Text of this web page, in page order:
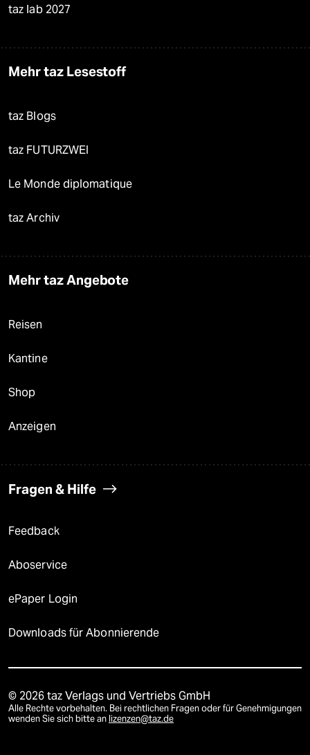
taz lab 2027
Mehr taz Lesestoff
taz Blogs
taz FUTURZWEI
Le Monde diplomatique
taz Archiv
Mehr taz Angebote
Reisen
Kantine
Shop
Anzeigen
Fragen & Hilfe
Feedback
Aboservice
ePaper Login
Downloads für Abonnierende
© 2026 taz Verlags und Vertriebs GmbH
Alle Rechte vorbehalten. Bei rechtlichen Fragen oder für Genehmigungen
wenden Sie sich bitte an lizenzen@taz.de